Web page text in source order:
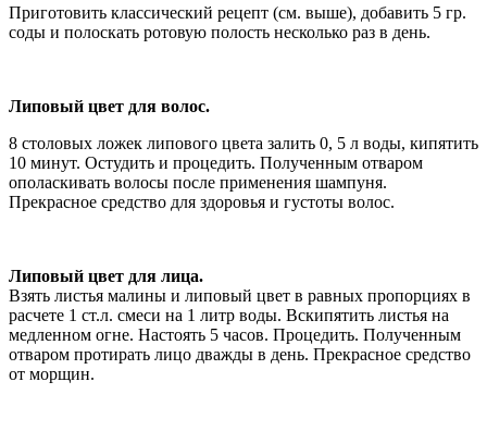
Приготовить классический рецепт (см. выше), добавить 5 гр.
соды и полоскать ротовую полость несколько раз в день.
Липовый цвет для волос.
8 столовых ложек липового цвета залить 0, 5 л воды, кипятить
10 минут. Остудить и процедить. Полученным отваром
ополаскивать волосы после применения шампуня.
Прекрасное средство для здоровья и густоты волос.
Липовый цвет для лица.
Взять листья малины и липовый цвет в равных пропорциях в
расчете 1 ст.л. смеси на 1 литр воды. Вскипятить листья на
медленном огне. Настоять 5 часов. Процедить. Полученным
отваром протирать лицо дважды в день. Прекрасное средство
от морщин.